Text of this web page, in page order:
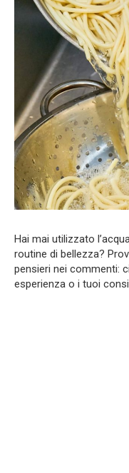
Hai mai utilizzato
routine di bellezza?
pensieri nei commenti:
esperienza o i tuoi